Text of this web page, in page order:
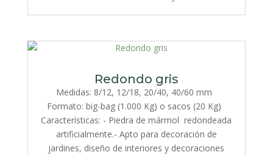
Redondo gris
Medidas: 8/12, 12/18, 20/40, 40/60 mm
Formato: big-bag (1.000 Kg) o sacos (20 Kg)
Características: - Piedra de mármol redondeada
artificialmente.- Apto para decoración de
jardines, diseño de interiores y decoraciones